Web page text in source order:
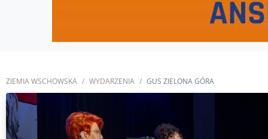
ZIEMIA WSCHOWSKA WYDARZENIA GUS ZIELONA GÓRA